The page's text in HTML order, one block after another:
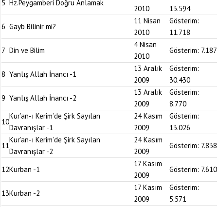
5 Hz.Peygamberi Doğru Anlamak
2010
13.594
6 Gayb Bilinir mi?
11 Nisan
2010
Gösterim:
11.718
7 Din ve Bilim
4 Nisan
2010
Gösterim: 7.187
8 Yanlış Allah İnancı -1
13 Aralık
2009
Gösterim:
30.430
9 Yanlış Allah İnancı -2
13 Aralık
2009
Gösterim:
8.770
10
Kur’an-ı Kerim’de Şirk Sayılan
Davranışlar -1
24 Kasım
2009
Gösterim:
13.026
11
Kur’an-ı Kerim’de Şirk Sayılan
Davranışlar -2
24 Kasım
2009
Gösterim: 7.838
12Kurban -1
17 Kasım
2009
Gösterim: 7.610
13Kurban -2
17 Kasım
2009
Gösterim:
5.571